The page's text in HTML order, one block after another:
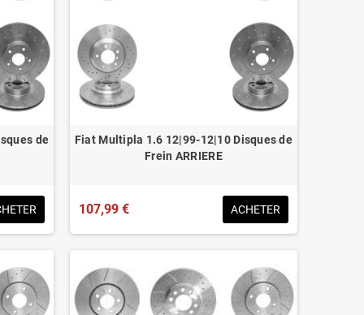
de
Fiat Multipla 1.6 12|99-12|10 Disques de
Frein ARRIERE
107,99 € ACHETER